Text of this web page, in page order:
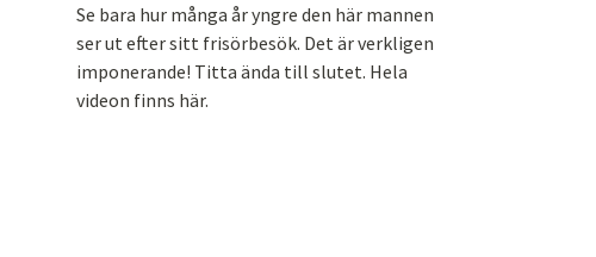
Se bara hur många år yngre den här mannen
ser ut efter sitt frisörbesök. Det är verkligen
imponerande! Titta ända till slutet. Hela
videon finns här.